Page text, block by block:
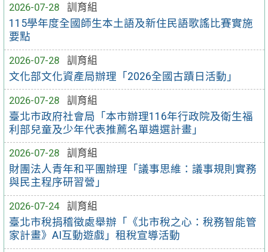
2026-07-28
訓育組
115學年度全國師生本土語及新住民語歌謠比賽實施
要點
2026-07-28
訓育組
文化部文化資產局辦理「2026全國古蹟日活動」
2026-07-28
訓育組
臺北市政府社會局「本市辦理116年行政院及衛生福
利部兒童及少年代表推薦名單遴選計畫」
2026-07-28
訓育組
財團法人青年和平團辦理「議事思維：議事規則實務
與民主程序研習營」
2026-07-24
訓育組
臺北市稅捐稽徵處舉辦「《北市稅之心：稅務智能管
家計畫》AI互動遊戲」租稅宣導活動